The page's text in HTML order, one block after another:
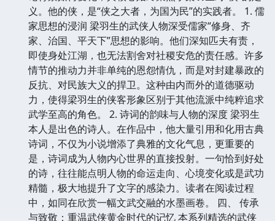
义。他的侠，是“侠之大者，为国为民”的实践者。 1. 儒
家思想的浸润 梁羽生的武侠人物深受儒家“修身、齐
家、治国、平天下”思想的影响。他们深知匹夫有责，
即使身处江湖，也无法割舍对社稷安危的责任感。许多
情节的推动力并非单纯的恩怨情仇，而是对封建暴政的
反抗、对民族大义的捍卫。这种由内而外的道德驱动
力，使得梁羽生的侠客形象区别于其他流派中纯粹追求
武学至高的角色。 2. 诗词的韵味与人物的深度 梁羽生
本人是出色的诗人。在作品中，他大量引用和化用古典
诗词，不仅为小说增添了典雅的文化气息，更重要的
是，诗词成为人物内心世界的直接投射。一句恰到好处
的诗，往往能点明人物的命运走向、心境变化或是武功
精髓，极大地提升了文字的感染力。读者在阅读过程
中，如同在欣赏一幅文武交融的水墨画卷。 四、 传承
与致敬：重温武侠黄金时代的记忆 本系列精选的武侠